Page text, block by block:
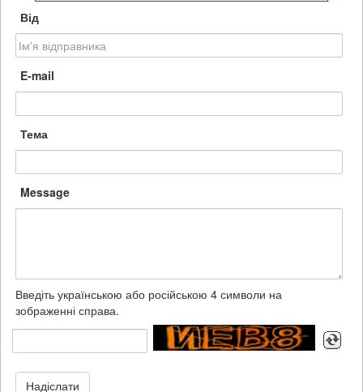
Від
E-mail
Тема
Message
Введіть українською або російською 4 символи на
зображенні справа.
Надіслати